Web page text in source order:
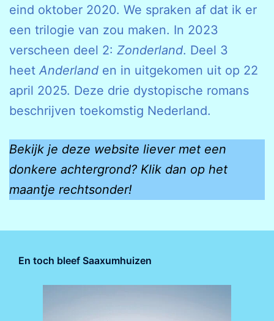
eind oktober 2020. We spraken af dat ik er
een trilogie van zou maken. In 2023
verscheen deel 2: Zonderland. Deel 3
heet Anderland en in uitgekomen uit op 22
april 2025. Deze drie dystopische romans
beschrijven toekomstig Nederland.
Bekijk je deze website liever met een
donkere achtergrond? Klik dan op het
maantje rechtsonder!
En toch bleef Saaxumhuizen